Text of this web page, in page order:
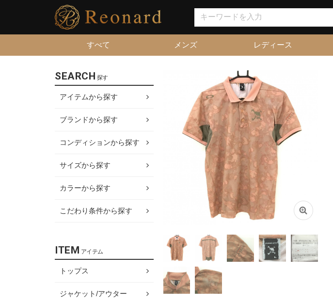
すべて メンズ レディース
SEARCH 探す
アイテムから探す
ブランドから探す
コンディションから探す
サイズから探す
カラーから探す
こだわり条件から探す
ITEM アイテム
トップス
ジャケット/アウター